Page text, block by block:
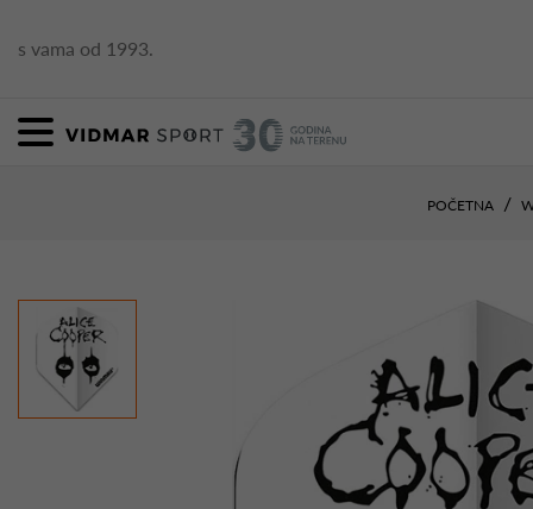
s vama od 1993.
POČETNA